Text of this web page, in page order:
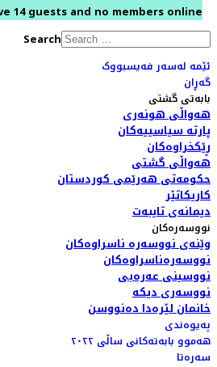
14 guests and no members online
Search
ئێمە لەسەر فەیسبووک
گەڕان
بابەتی گشتی
هەواڵی هونەری
پارتە سیاسییەکان
ڕێکخراوەکان
هەواڵی گشتی
حکومەتی هەرێمی کوردستان
کاریکاتێر
دیمانەی تایبەت
نووسەرەکان
وێنەی نووسەرە ناسراوەکان
نووسەرەناسراوەکان
نووسینی عەرەبی
نووسەری دیکە
خانمان لێرەدا دەنووسن
پەیوەندی
هەموو بابەتەکانی ساڵی ٢٠٢٢
سەرەتا